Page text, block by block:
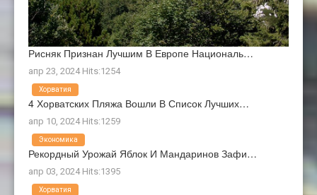
Рисняк Признан Лучшим В Европе Националь…
апр 23, 2024 Hits:1254
4 Хорватских Пляжа Вошли В Список Лучших…
апр 10, 2024 Hits:1259
Хорватия
Рекордный Урожай Яблок И Мандаринов Зафи…
апр 03, 2024 Hits:1395
Экономика
Хорватия